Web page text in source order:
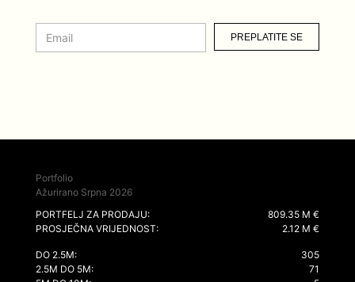
PREPLATITE SE
Portfolio
Ažurirano Srpna 2026
PORTFELJ ZA PRODAJU:
809.35 M €
PROSJEČNA VRIJEDNOST:
2.12 M €
DO 2.5M:
305
2.5M DO 5M:
71